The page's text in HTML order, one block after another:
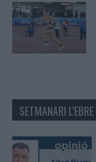
SETMANARI L'EBRE